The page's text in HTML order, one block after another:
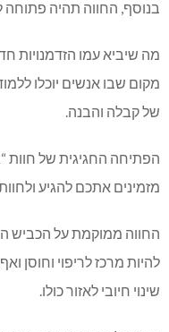
בנוסף, החווה תהיה פתוחה
מה שיביא עמו הזדמנויות
מקום שבו אנשים יוכלו
של קבלה והבנה.
מזמינים אתכם להגיע
החווה ממוקמת על הכביש
להיות מרכז לריפוי וחוסן
שינוי חיובי לאזור כולו.